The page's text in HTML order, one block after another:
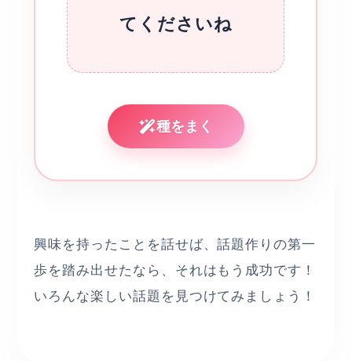
てくださいね
種をまく
興味を持ったことを話せば、話題作りの第一
歩を踏み出せたなら、それはもう成功です！
いろんな楽しい話題を見つけてみましょう！